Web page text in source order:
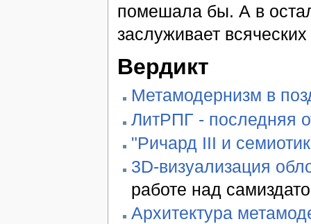
помешала бы. А в
заслуживает
Вердикт
Метамодернизм в
ЛитРПГ - последняя
"Ричард III и
3D-визуализация
работе над
Архитектура